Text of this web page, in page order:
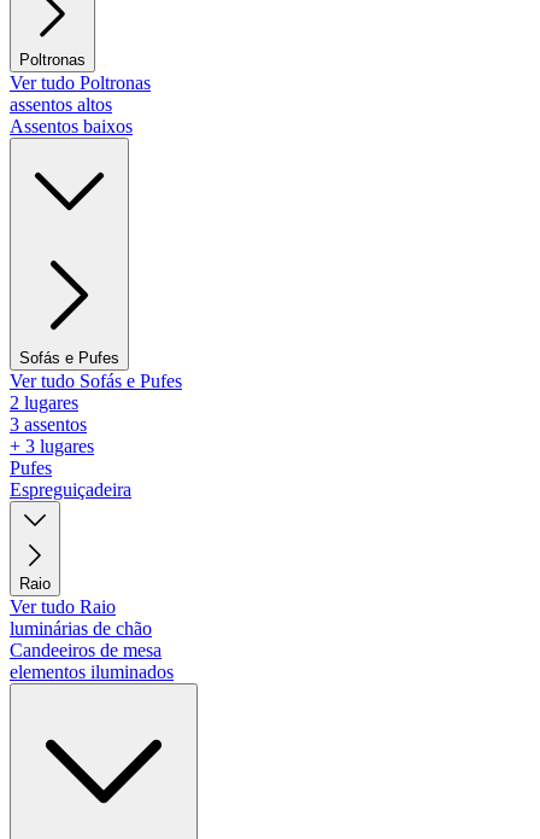
Poltronas
Ver tudo Poltronas
assentos altos
Assentos baixos
Sofás e Pufes
Ver tudo Sofás e Pufes
2 lugares
3 assentos
+ 3 lugares
Pufes
Espreguiçadeira
Raio
Ver tudo Raio
luminárias de chão
Candeeiros de mesa
elementos iluminados